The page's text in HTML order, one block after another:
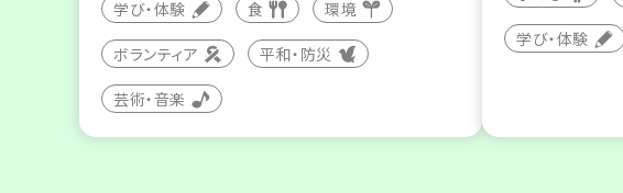
学び・体験 食 環境
ボランティア 平和・防災
芸術・音楽
学び・体験